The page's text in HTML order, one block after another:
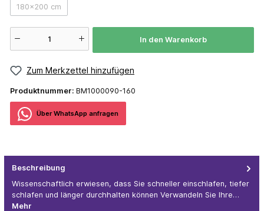
180x200 cm
In den Warenkorb
Zum Merkzettel hinzufügen
Produktnummer: BM1000090-160
Über WhatѕApp anfragеn
Beschreibung
Wissenschaftlich erwiesen, dass Sie schneller einschlafen, tiefer
schlafen und länger durchhalten können Verwandeln Sie Ihre…
Mehr